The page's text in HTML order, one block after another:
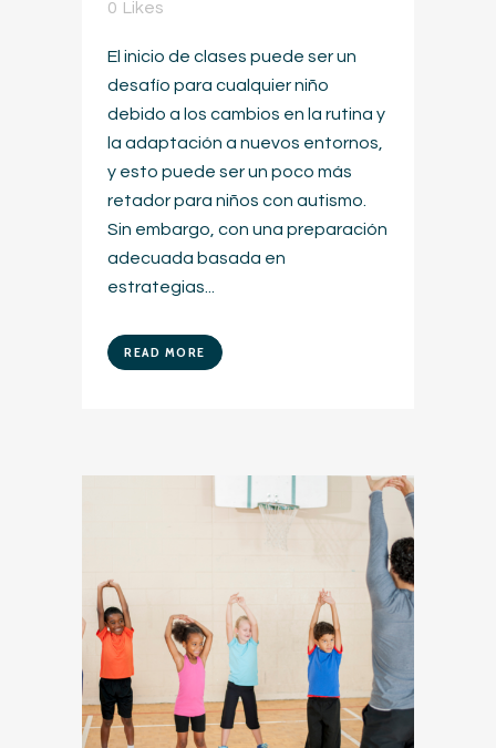
0 Likes
El inicio de clases puede ser un
desafío para cualquier niño
debido a los cambios en la rutina y
la adaptación a nuevos entornos,
y esto puede ser un poco más
retador para niños con autismo.
Sin embargo, con una preparación
adecuada basada en
estrategias...
READ MORE